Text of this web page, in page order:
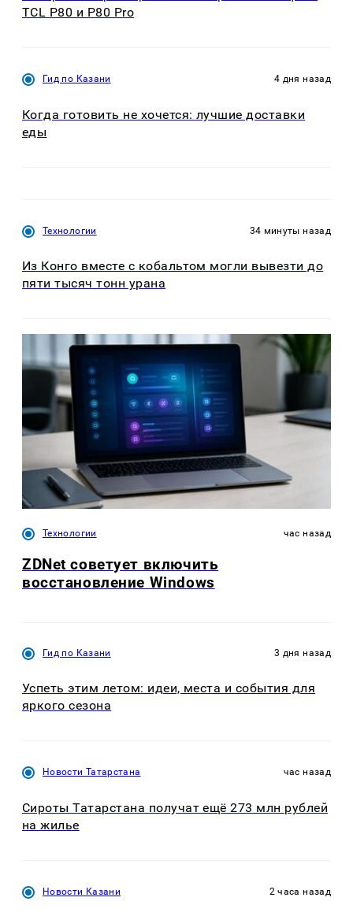
TCL P80 и P80 Pro
Гид по Казани 4 дня назад
Когда готовить не хочется: лучшие доставки
еды
Технологии 34 минуты назад
Из Конго вместе с кобальтом могли вывезти до
пяти тысяч тонн урана
Технологии час назад
ZDNet советует включить
восстановление Windows
Гид по Казани 3 дня назад
Успеть этим летом: идеи, места и события для
яркого сезона
Новости Татарстана час назад
Сироты Татарстана получат ещё 273 млн рублей
на жилье
Новости Казани 2 часа назад